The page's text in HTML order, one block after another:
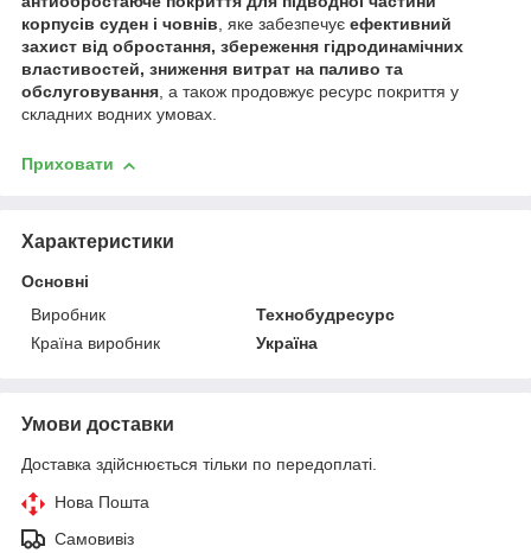
корпусів суден і човнів, яке забезпечує ефективний
захист від обростання, збереження гідродинамічних
властивостей, зниження витрат на паливо та
обслуговування, а також продовжує ресурс покриття у
складних водних умовах.
Приховати
Характеристики
Основні
Виробник
Технобудресурс
Країна виробник
Україна
Умови доставки
Доставка здійснюється тільки по передоплаті.
Нова Пошта
Самовивіз